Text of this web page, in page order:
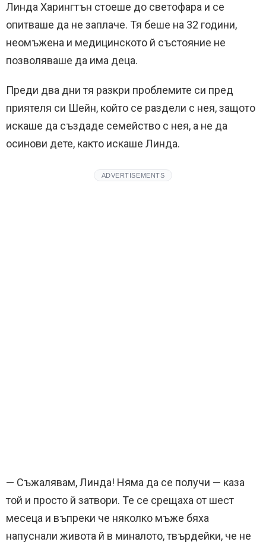
Линда Харингтън стоеше до светофара и се
опитваше да не заплаче. Тя беше на 32 години,
неомъжена и медицинското й състояние не
позволяваше да има деца.
Преди два дни тя разкри проблемите си пред
приятеля си Шейн, който се раздели с нея, защото
искаше да създаде семейство с нея, а не да
осинови дете, както искаше Линда.
ADVERTISEMENTS
— Съжалявам, Линда! Няма да се получи — каза
той и просто й затвори. Те се срещаха от шест
месеца и въпреки че няколко мъже бяха
напуснали живота й в миналото, твърдейки, че не